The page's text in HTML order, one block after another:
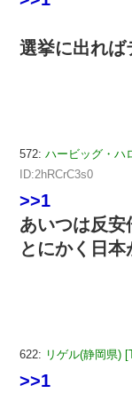
選挙に出れば
572: ハービッグ・ハ
ID:2hRCrC3s0
>>1
あいつは反安
とにかく日本
622: リゲル(静岡県)
>>1